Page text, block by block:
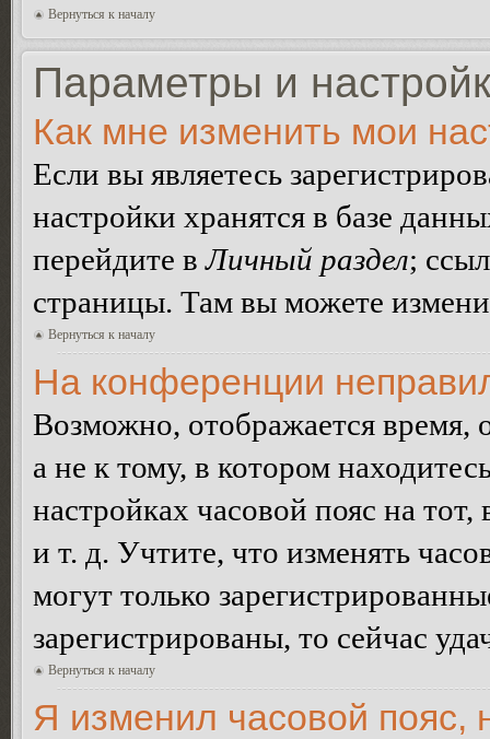
Вернуться к началу
Параметры и
Как мне изменить мои
Если вы являетесь
настройки хранятся в базе
перейдите вЛичный раздел;
страницы. Там вы можете
Вернуться к началу
На конференции
Возможно, отображается время,
а не к тому, в котором
настройках часовой пояс на
и т. д. Учтите, что изменять
могут только
зарегистрированы, то сейчас
Вернуться к началу
Я изменил часовой пояс,